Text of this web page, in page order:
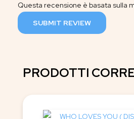
Questa recensione è basata sulla
SUBMIT REVIEW
PRODOTTI